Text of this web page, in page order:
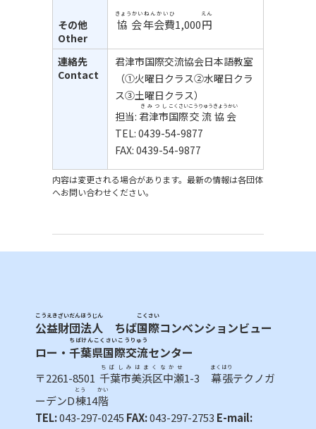
その他
Other
協会
きょうかい
年会費
ねんかいひ
1,000円
えん
連絡先
Contact
君津市国際交流協会日本語教室
（①火曜日クラス②水曜日クラ
ス③土曜日クラス）
担当: 君津市
きみつし
国際
こくさい
交流
こうりゅう
協会
きょうかい
TEL: 0439-54-9877
FAX: 0439-54-9877
内容は変更される場合があります。最新の情報は各団体
へお問い合わせください。
公益財団法人
こうえきざいだんほうじん
ちば国際
こくさい
コンベンションビュー
ロー・ 千葉県国際交流
ちばけんこくさいこうりゅう
センター
〒2261-8501 千葉市美浜区中瀬
ちばしみはまくなかせ
1-3 幕張
まくはり
テクノガ
ーデンD棟
とう
14階
かい
TEL:043-297-0245 FAX:043-297-2753 E-mail: